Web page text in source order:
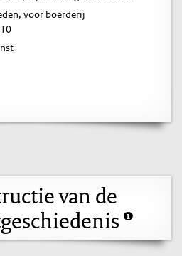
voor boerderij
van de